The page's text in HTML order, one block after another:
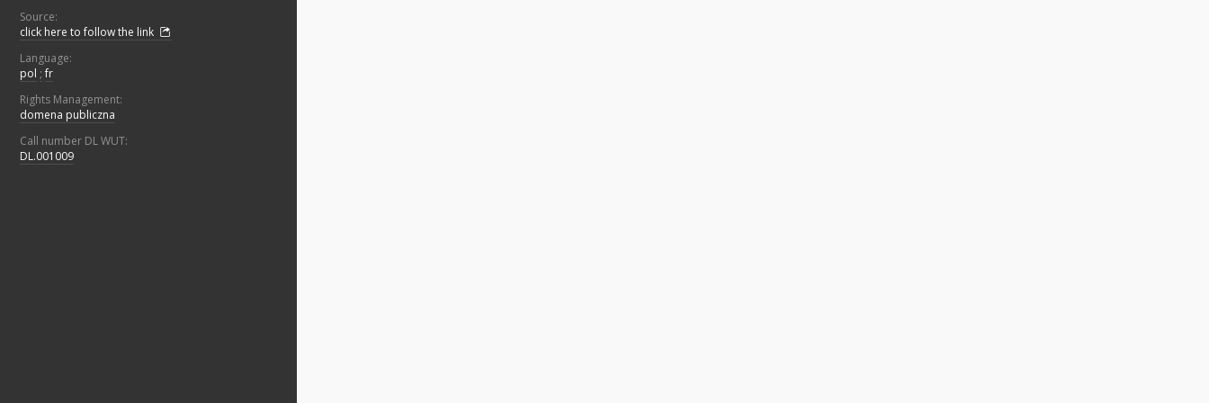
Source:
click here to follow the link
Language:
pol ; fr
Rights Management:
domena publiczna
Call number DL WUT:
DL.001009